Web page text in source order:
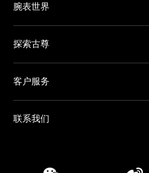
腕表世界
探索古尊
客户服务
联系我们